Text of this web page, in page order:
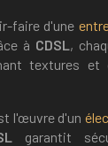
faire d'une
à CDSL ,
textures et
l'œuvre d'un
garantit